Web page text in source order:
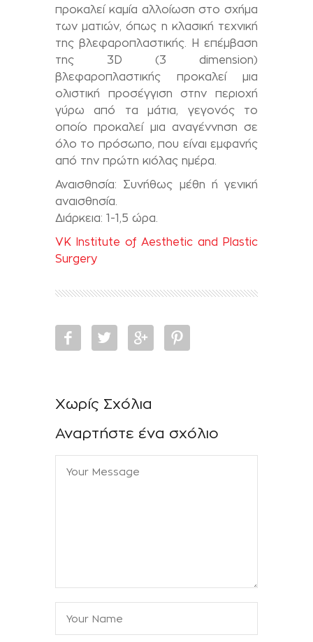
προκαλεί καμία αλλοίωση στο σχήμα
των ματιών, όπως η κλασική τεχνική
της βλεφαροπλαστικής. Η επέμβαση
της 3D (3 dimension)
βλεφαροπλαστικής προκαλεί μια
ολιστική προσέγγιση στην περιοχή
γύρω από τα μάτια, γεγονός το
οποίο προκαλεί μια αναγέννηση σε
όλο το πρόσωπο, που είναι εμφανής
από την πρώτη κιόλας ημέρα.
Αναισθησία: Συνήθως μέθη ή γενική
αναισθησία.
Διάρκεια: 1-1,5 ώρα.
VK Institute of Aesthetic and Plastic
Surgery
Χωρίς Σχόλια
Αναρτήστε ένα σχόλιο